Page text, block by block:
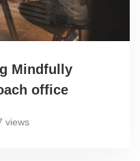
Mindfully
office
views